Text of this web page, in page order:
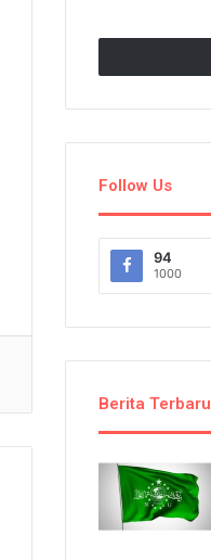
Follow Us
94
1000
Berita Terbaru